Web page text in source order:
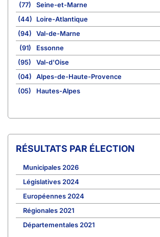
(77)
Seine-et-Marne
(44)
Loire-Atlantique
(94)
Val-de-Marne
(91)
Essonne
(95)
Val-d'Oise
(04)
Alpes-de-Haute-Provence
(05)
Hautes-Alpes
RÉSULTATS PAR ÉLECTION
Municipales 2026
Législatives 2024
Européennes 2024
Régionales 2021
Départementales 2021